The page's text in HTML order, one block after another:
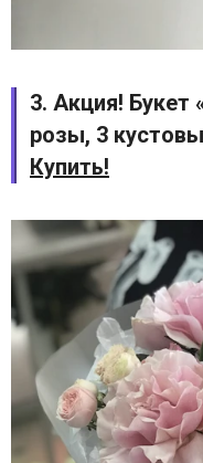
3. Акция! Букет
розы, 3
Купить!